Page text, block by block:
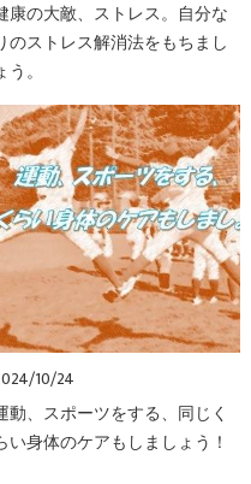
康の大敵、ストレス。自分な
のストレス解消法をもちまし
う。
10/24
動、スポーツをする、同じく
い身体のケアもしましょう！